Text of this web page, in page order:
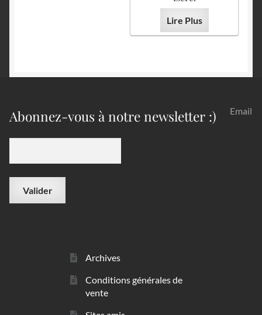
Lire Plus
Abonnez-vous à notre newsletter :) Email
Archives
Conditions générales de
vente